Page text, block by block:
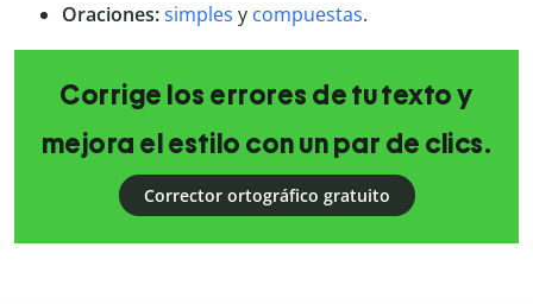
Oraciones:simples y compuestas.
Corrige los errores de tu texto y
mejora el estilo con un par de clics.
Corrector ortográfico gratuito